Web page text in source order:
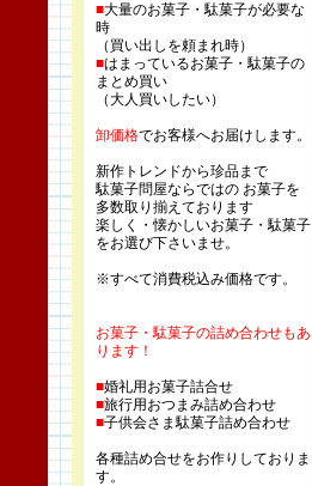
■大量のお菓子・駄菓子が必要な
時
（買い出しを頼まれ時）
■はまっているお菓子・駄菓子の
まとめ買い
（大人買いしたい）
卸価格でお客様へお届けします。
新作トレンドから珍品まで
駄菓子問屋ならではの お菓子を
多数取り揃えております
楽しく・懐かしいお菓子・駄菓子
をお選び下さいませ。
※すべて消費税込み価格です。
お菓子・駄菓子の詰め合わせもあ
ります！
■婚礼用お菓子詰合せ
■旅行用おつまみ詰め合わせ
■子供会さま駄菓子詰め合わせ
各種詰め合せをお作りしておりま
す。